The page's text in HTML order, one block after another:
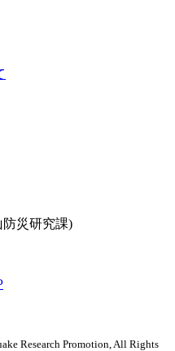
災研究課)
Research Promotion, All Rights